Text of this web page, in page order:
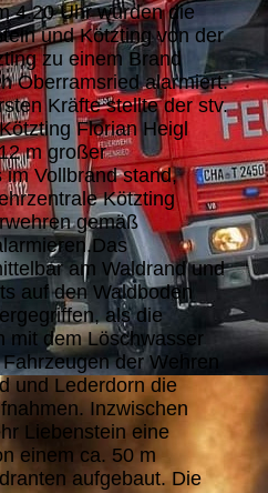
4.20 Uhr wurden die
und Kötzting von der
zu einem Brand
Oberramsried alarmiert.
Kräfte stellte der stv.
Florian Heigl
m großer
Vollbrand stand,
Kötzting
gemäß
am Waldrand und
auf den Waldboden
als die
mit dem Löschwasser
der Wehren
und Lederdorn die
Inzwischen
Liebenstein eine
einem ca. 50 m
aufgebaut. Die